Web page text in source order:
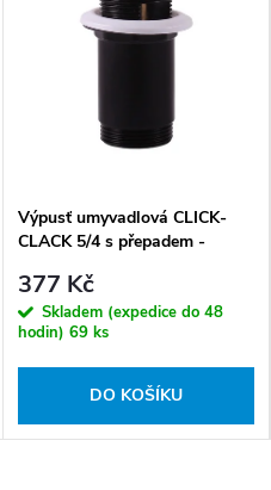
Výpusť umyvadlová CLICK-
CLACK 5/4 s přepadem -
377 Kč
Skladem (expedice do 48
hodin) 69 ks
DO KOŠÍKU